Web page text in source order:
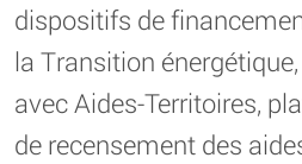
dispositifs de
la Transition
avec Aides-Territoires,
de recensement des